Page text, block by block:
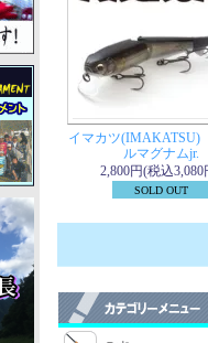
イマカツ
ルマグナムjr.
2,800円(税込3,080
SOLD OUT